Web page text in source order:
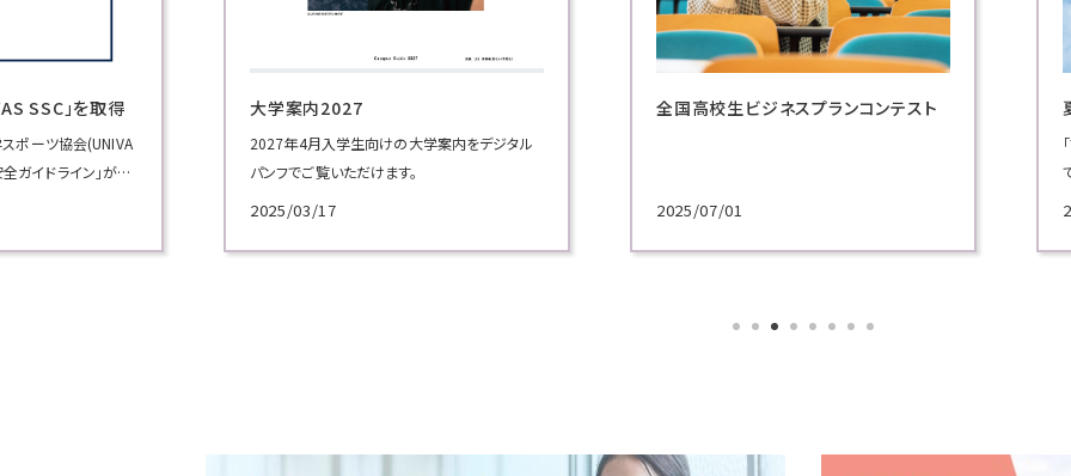
学案内をデジタル
全国高校生ビジネスプランコンテスト
2025/07/01
夏のオープンキャンパス
講義を体験してください！
2026/06/30